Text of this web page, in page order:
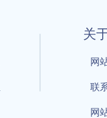
关
网
联
网